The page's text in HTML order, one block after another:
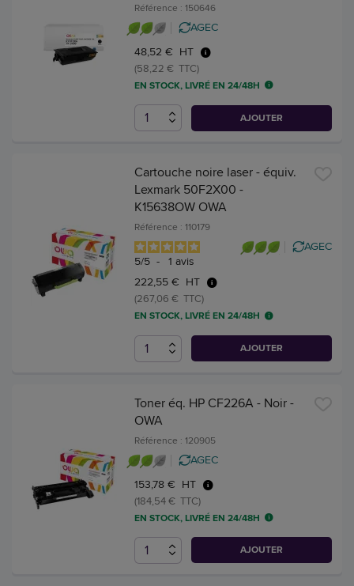
Référence : 150646
AGEC
48,52 € HT
(58,22 € TTC)
EN STOCK, LIVRÉ EN 24/48H
AJOUTER
Cartouche noire laser - équiv.
Lexmark 50F2X00 -
K15638OW OWA
Référence : 110179
5/5 - 1 avis
AGEC
222,55 € HT
(267,06 € TTC)
EN STOCK, LIVRÉ EN 24/48H
AJOUTER
Toner éq. HP CF226A - Noir -
OWA
Référence : 120905
AGEC
153,78 € HT
(184,54 € TTC)
EN STOCK, LIVRÉ EN 24/48H
AJOUTER